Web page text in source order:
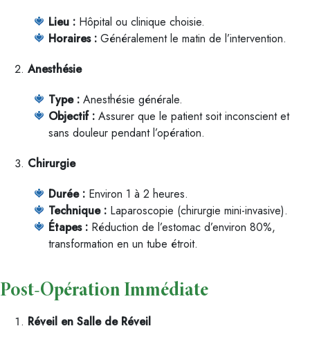
Lieu : Hôpital ou clinique choisie.
Horaires : Généralement le matin de l’intervention.
Anesthésie
Type : Anesthésie générale.
Objectif : Assurer que le patient soit inconscient et
sans douleur pendant l’opération.
Chirurgie
Durée : Environ 1 à 2 heures.
Technique : Laparoscopie (chirurgie mini-invasive).
Étapes : Réduction de l’estomac d’environ 80%,
transformation en un tube étroit.
Post-Opération Immédiate
Réveil en Salle de Réveil